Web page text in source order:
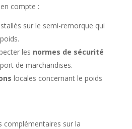
compte :
sur le semi-remorque qui
les normes de sécurité
de marchandises.
locales concernant le poids
complémentaires sur la